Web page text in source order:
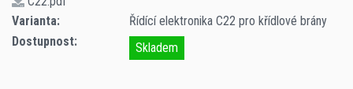
Varianta:
Řídící elektronika C22 pro křídlové brány
Dostupnost:
Skladem